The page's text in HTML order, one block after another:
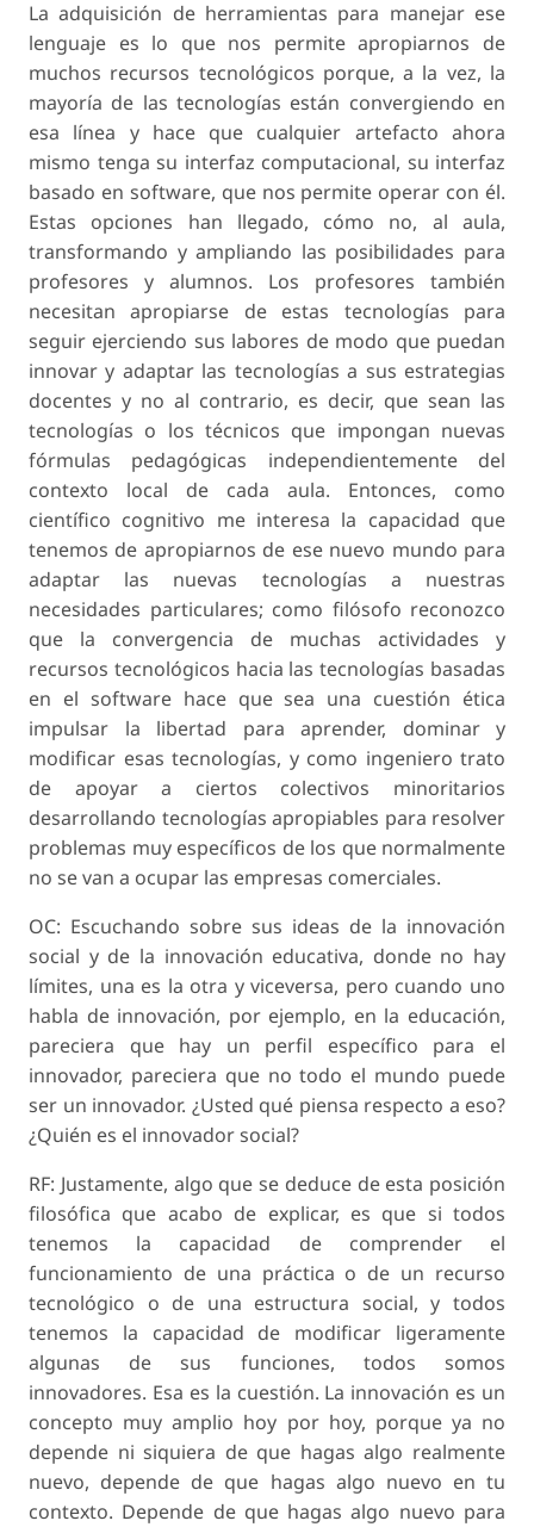
La adquisición de herramientas para manejar ese
lenguaje es lo que nos permite apropiarnos de
muchos recursos tecnológicos porque, a la vez, la
mayoría de las tecnologías están convergiendo en
esa línea y hace que cualquier artefacto ahora
mismo tenga su interfaz computacional, su interfaz
basado en software, que nos permite operar con él.
Estas opciones han llegado, cómo no, al aula,
transformando y ampliando las posibilidades para
profesores y alumnos. Los profesores también
necesitan apropiarse de estas tecnologías para
seguir ejerciendo sus labores de modo que puedan
innovar y adaptar las tecnologías a sus estrategias
docentes y no al contrario, es decir, que sean las
tecnologías o los técnicos que impongan nuevas
fórmulas pedagógicas independientemente del
contexto local de cada aula. Entonces, como
científico cognitivo me interesa la capacidad que
tenemos de apropiarnos de ese nuevo mundo para
adaptar las nuevas tecnologías a nuestras
necesidades particulares; como filósofo reconozco
que la convergencia de muchas actividades y
recursos tecnológicos hacia las tecnologías basadas
en el software hace que sea una cuestión ética
impulsar la libertad para aprender, dominar y
modificar esas tecnologías, y como ingeniero trato
de apoyar a ciertos colectivos minoritarios
desarrollando tecnologías apropiables para resolver
problemas muy específicos de los que normalmente
no se van a ocupar las empresas comerciales.
OC: Escuchando sobre sus ideas de la innovación
social y de la innovación educativa, donde no hay
límites, una es la otra y viceversa, pero cuando uno
habla de innovación, por ejemplo, en la educación,
pareciera que hay un perfil específico para el
innovador, pareciera que no todo el mundo puede
ser un innovador. ¿Usted qué piensa respecto a eso?
¿Quién es el innovador social?
RF: Justamente, algo que se deduce de esta posición
filosófica que acabo de explicar, es que si todos
tenemos la capacidad de comprender el
funcionamiento de una práctica o de un recurso
tecnológico o de una estructura social, y todos
tenemos la capacidad de modificar ligeramente
algunas de sus funciones, todos somos
innovadores. Esa es la cuestión. La innovación es un
concepto muy amplio hoy por hoy, porque ya no
depende ni siquiera de que hagas algo realmente
nuevo, depende de que hagas algo nuevo en tu
contexto. Depende de que hagas algo nuevo para